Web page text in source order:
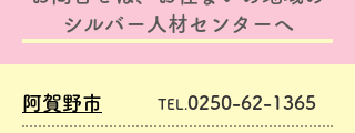
シルバー人材センターへ
阿賀野市 TEL.0250-62-1365